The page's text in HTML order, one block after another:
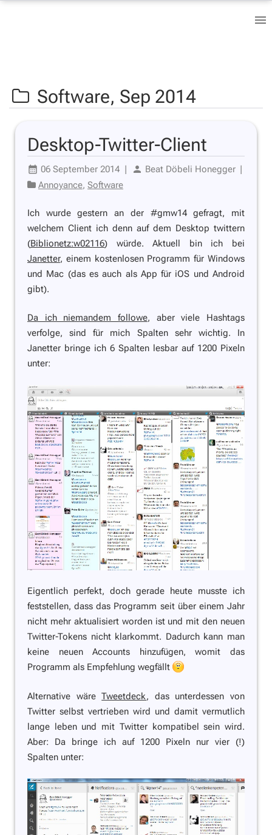
Software, Sep 2014
Desktop-Twitter-Client
06 September 2014 | Beat Döbeli Honegger |
Annoyance, Software
Ich wurde gestern an der #gmw14 gefragt, mit
welchem Client ich denn auf dem Desktop twittern
(Biblionetz:w02116) würde. Aktuell bin ich bei
Janetter, einem kostenlosen Programm für Windows
und Mac (das es auch als App für iOS und Android
gibt).
Da ich niemandem followe, aber viele Hashtags
verfolge, sind für mich Spalten sehr wichtig. In
Janetter bringe ich 6 Spalten lesbar auf 1200 Pixeln
unter:
Eigentlich perfekt, doch gerade heute musste ich
feststellen, dass das Programm seit über einem Jahr
nicht mehr aktualisiert worden ist und mit den neuen
Twitter-Tokens nicht klarkommt. Dadurch kann man
keine neuen Accounts hinzufügen, womit das
Programm als Empfehlung wegfällt
Alternative wäreTweetdeck, das unterdessen von
Twitter selbst vertrieben wird und damit vermutlich
lange leben und mit Twitter kompatibel sein wird.
Aber: Da bringe ich auf 1200 Pixeln nur vier (!)
Spalten unter: